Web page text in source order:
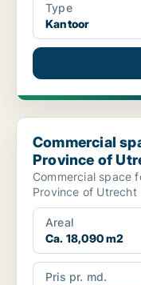
Type
Kantoor
Commercial space in
Commercial
Province of
Commercial space
Province of Utrecht
Areal
Ca. 18,090 m2
Pris pr. md.